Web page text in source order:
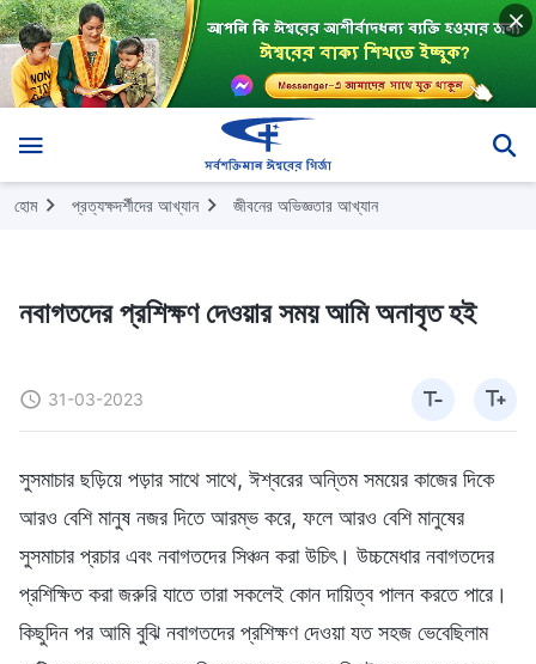
হোম প্রত্যক্ষদর্শীদের আখ্যান জীবনের অভিজ্ঞতার আখ্যান
নবাগতদের প্রশিক্ষণ দেওয়ার সময় আমি অনাবৃত হই
31-03-2023
সুসমাচার ছড়িয়ে পড়ার সাথে সাথে, ঈশ্বরের অন্তিম সময়ের কাজের দিকে
আরও বেশি মানুষ নজর দিতে আরম্ভ করে, ফলে আরও বেশি মানুষের
সুসমাচার প্রচার এবং নবাগতদের সিঞ্চন করা উচিৎ। উচ্চমেধার নবাগতদের
প্রশিক্ষিত করা জরুরি যাতে তারা সকলেই কোন দায়িত্ব পালন করতে পারে।
কিছুদিন পর আমি বুঝি নবাগতদের প্রশিক্ষণ দেওয়া যত সহজ ভেবেছিলাম